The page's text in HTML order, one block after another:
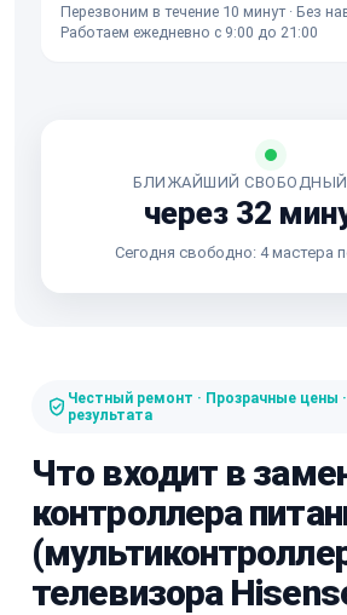
Перезвоним в течение 10 минут · Без
Работаем ежедневно с 9:00 до 21:00
БЛИЖАЙШИЙ
через 32
Сегодня свободно: 4 мастера
Честный ремонт · Прозрачные цены
результата
Что входит в
контроллера
телевизора